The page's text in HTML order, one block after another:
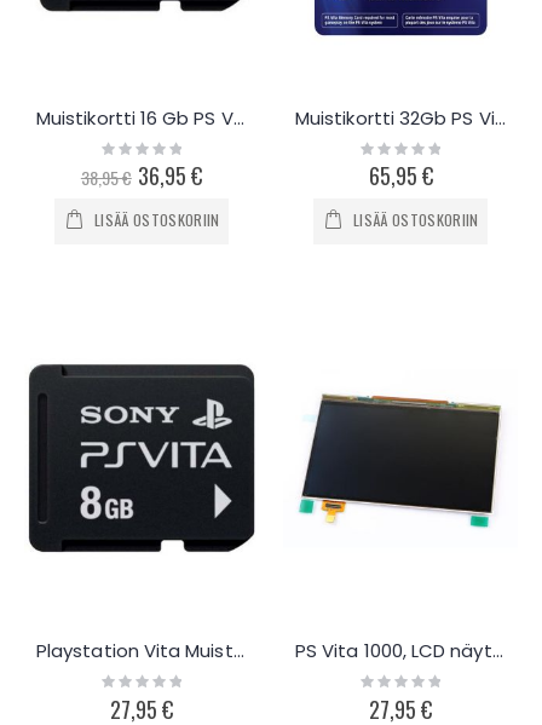
Muistikortti 16 Gb PS Vita
Rating:
38,95 € Special
Price
36,95 €
LISÄÄ OSTOSKORIIN
Muistikortti 32Gb PS Vita
Rating:
0%
65,95 €
LISÄÄ OSTOSKORIIN
Playstation Vita Muistikortti 8GB
Rating:
0%
27,95 €
PS Vita 1000, LCD näyttö
Rating:
0%
27,95 €